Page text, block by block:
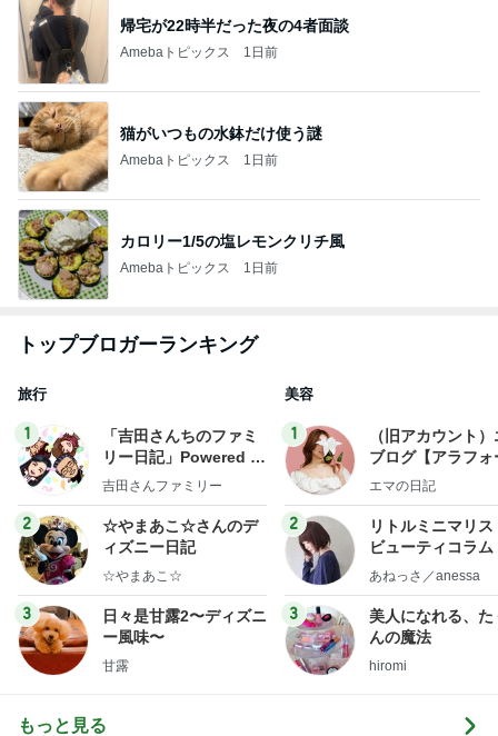
帰宅が22時半だった夜の4者面談
Amebaトピックス 1日前
猫がいつもの水鉢だけ使う謎
Amebaトピックス 1日前
カロリー1/5の塩レモンクリチ風
Amebaトピックス 1日前
トップブロガーランキング
旅行
1
「吉田さんちのファミ
リー日記」Powered b
y Ameba 吉田さんファ
ログ
吉田さんファミリー
2
☆やまあこ☆さんのデ
ィズニー日記
☆やまあこ☆
3
日々是甘露2〜ディズニ
ー風味〜
甘露
美容
1
（旧アカウント
ブログ【アラフォ
社売却セカンドラ
エマの日記
2
リトルミニマリス
ビューティコラ
little
あねっさ／anessa
3
美人になれる、た
んの魔法
hiromi
もっと見る